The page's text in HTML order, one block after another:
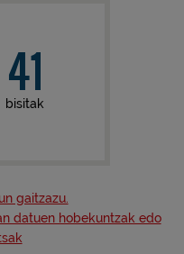
41
bisitak
gaitzazu.
datuen hobekuntzak edo